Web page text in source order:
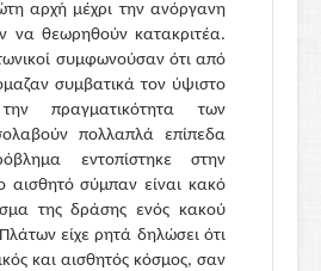
αρχή μέχρι την ανόργανη
να θεωρηθούν κατακριτέα.
συμφωνούσαν ότι από
συμβατικά τον ύψιστο
πραγματικότητα των
πολλαπλά επίπεδα
εντοπίστηκε στην
αισθητό σύμπαν είναι κακό
της δράσης ενός κακού
είχε ρητά δηλώσει ότι
και αισθητός κόσμος, σαν